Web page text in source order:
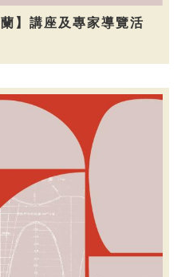
】講座及專家導覽活